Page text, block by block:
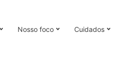
Nosso foco Cuidados